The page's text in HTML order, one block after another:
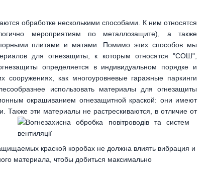
обработке несколькими способами. К ним относятся
мероприятиям по металлозащите), а также
плитами и матами. Помимо этих способов мы
для огнезащиты, к которым относятся "СОШ",
определяется в индивидуальном порядке и
сооружениях, как многоуровневые гаражные паркинги
использовать материалы для огнезащиты
окрашиванием огнезащитной краской: они имеют
Также эти материалы не растрескиваются, в отличие от
краской коробах не должна влиять вибрация и
материала, чтобы добиться максимально